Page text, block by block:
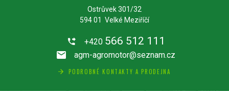
Ostrůvek 301/32
594 01 Velké Meziříčí
+420 566 512 111
agm-agromotor@seznam.cz
PODROBNÉ KONTAKTY A PRODEJNA